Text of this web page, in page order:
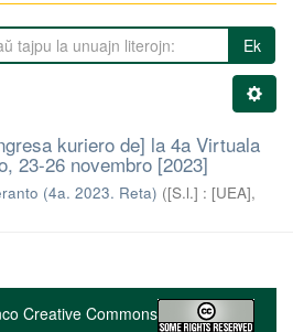
Ek
kuriero de] la 4a Virtuala
23-26 novembro [2023]
(4a. 2023. Reta) ([S.l.] : [UEA],
Creative Commons